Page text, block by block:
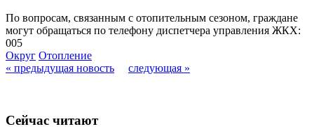
По вопросам, связанным с отопительным сезоном, граждане
могут обращаться по телефону диспетчера управления ЖКХ:
005
Округ Отопление
« предыдущая новость
следующая »
Сейчас читают